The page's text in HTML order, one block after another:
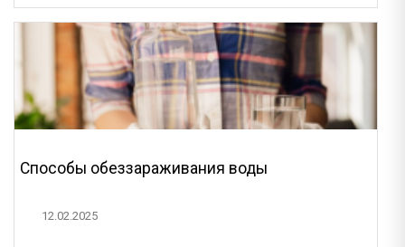
Способы обеззараживания воды
12.02.2025